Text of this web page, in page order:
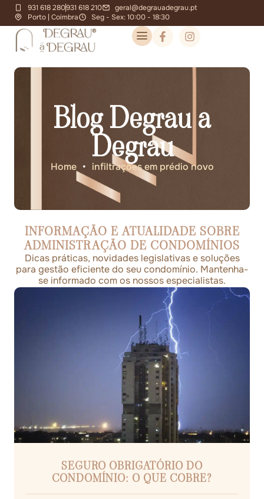
931 618 280931 618 210
geral@degrauadegrau.pt
Porto | Coimbra
Seg - Sex: 10:00 - 18:30
Blog Degrau a
Degrau
Home • infiltrações em prédio novo
INFORMAÇÃO E ATUALIDADE SOBRE
ADMINISTRAÇÃO DE CONDOMÍNIOS
Dicas práticas, novidades legislativas e soluções
para gestão eficiente do seu condomínio. Mantenha-
se informado com os nossos especialistas.
SEGURO OBRIGATÓRIO DO
CONDOMÍNIO: O QUE COBRE?